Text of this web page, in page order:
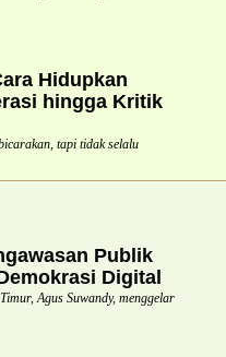
Hidupkan
hingga Kritik
tapi tidak selalu
Publik
Digital
Agus Suwandy, menggelar